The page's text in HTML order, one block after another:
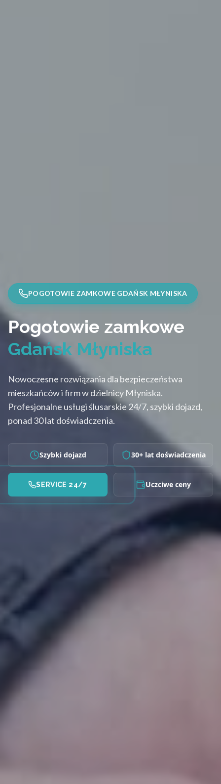
POGOTOWIE ZAMKOWE GDAŃSK MŁYNISKA
Pogotowie zamkowe
Gdańsk Młyniska
Nowoczesne rozwiązania dla bezpieczeństwa
mieszkańców i firm w dzielnicy Młyniska.
Profesjonalne usługi ślusarskie 24/7, szybki dojazd,
ponad 30 lat doświadczenia.
Szybki dojazd 30+ lat doświadczenia
SERVICE 24/7 Uczciwe ceny